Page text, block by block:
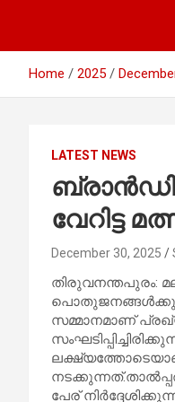
Home 2025
LATEST NEWS
വേറിട്ട
December 30, 2025
തിരുവനന്തപുരം:
പൊതുജനങ്ങൾക്കും
സമ്മാനമാണ്
പേര്